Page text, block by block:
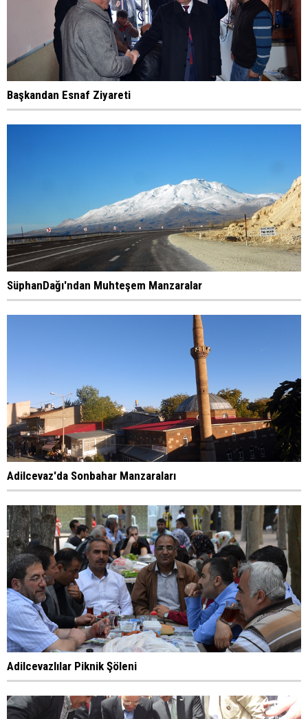
Başkandan Esnaf Ziyareti
SüphanDağı'ndan Muhteşem Manzaralar
Adilcevaz'da Sonbahar Manzaraları
Adilcevazlılar Piknik Şöleni